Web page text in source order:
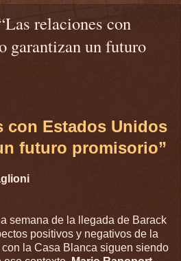
relaciones con
garantizan un futuro
con Estados Unidos
futuro promisorio”
semana de la llegada de Barack
positivos y negativos de la
la Casa Blanca siguen siendo